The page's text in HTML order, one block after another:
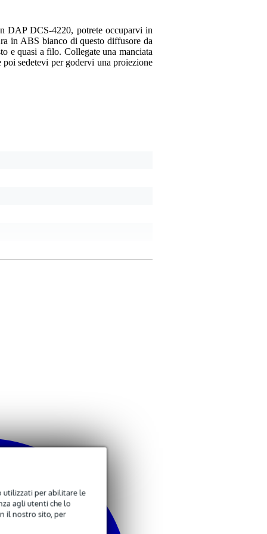
utilizzati per abilitare le
agli utenti che lo
il nostro sito, per
DAP DCS-4220, potrete occuparvi in
in ABS bianco di questo diffusore da
e quasi a filo. Collegate una manciata
sedetevi per godervi una proiezione